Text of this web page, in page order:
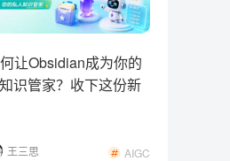
让Obsidian成为你的
识管家？收下这份新
王三思 AIGC